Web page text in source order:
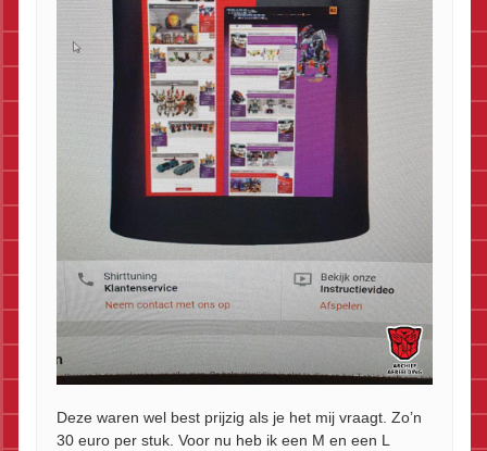
Deze waren wel best prijzig als je het mij vraagt. Zo’n
30 euro per stuk. Voor nu heb ik een M en een L